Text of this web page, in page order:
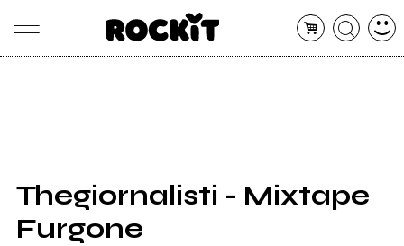
SHOP
RADIO
Thegiornalisti - Mixtape
Furgone